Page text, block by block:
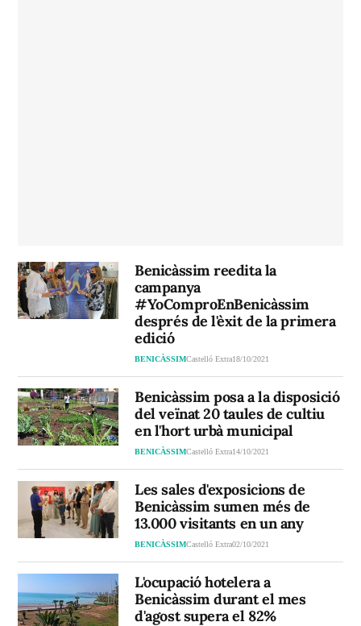
Benicàssim reedita la
campanya
#YoComproEnBenicàssim
després de l'èxit de la primera
edició
BENICÀSSIMCastelló Extra18/10/2021
Benicàssim posa a la disposició
del veïnat 20 taules de cultiu
en l'hort urbà municipal
BENICÀSSIMCastelló Extra14/10/2021
Les sales d'exposicions de
Benicàssim sumen més de
13.000 visitants en un any
BENICÀSSIMCastelló Extra02/10/2021
L'ocupació hotelera a
Benicàssim durant el mes
d'agost supera el 82%